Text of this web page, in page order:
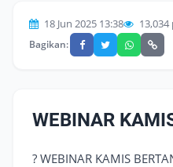
18 Jun 2025 13:38
Bagikan:
WEBINAR
? WEBINAR KAMIS